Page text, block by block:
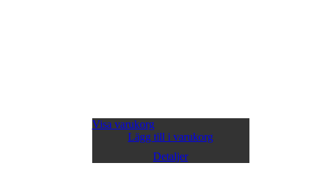
Visa varukorg
Lägg till i varukorg
Detaljer